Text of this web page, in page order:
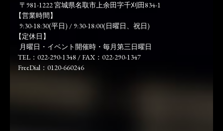
〒981-1222 宮城県名取市上余田字千刈田834-1
【営業時間】
9:30-18:30(平日) / 9:30-18:00(日曜日、祝日)
【定休日】
月曜日・イベント開催時・毎月第三日曜日
TEL：022-290-1348 / FAX：022-290-1347
FreeDial：0120-660246